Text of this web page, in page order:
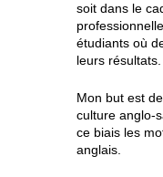
soit dans le
étudiants où
leurs résultats.
Mon but est
culture anglo-
ce biais les
anglais.